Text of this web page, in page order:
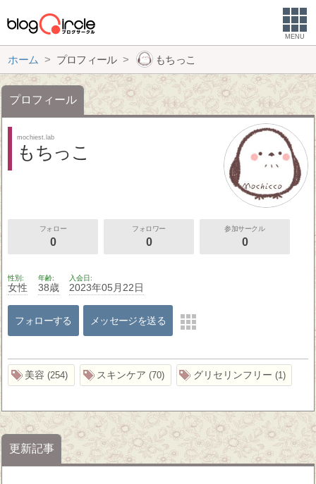
MENU
ホーム プロフィール もちっこ
プロフィール
mochiest.lab
もちっこ
フォロー
0
フォロワー
0
参加サークル
0
性別
女性
年齢
38歳
入会日
2023年05月22日
フォローする メッセージを送る
美容 254 スキンケア 70 グリセリンフリー 1
更新記事